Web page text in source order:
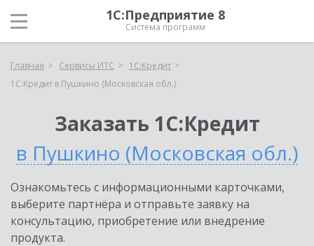
1С:Предприятие 8
Система программ
Главная Сервисы ИТС
1С:Кредит
1С:Кредит в Пушкино (Московская обл.)
Заказать 1С:Кредит
в Пушкино (Московская обл.)
Ознакомьтесь с информационными карточками,
выберите партнёра и отправьте заявку на
консультацию, приобретение или внедрение
продукта.